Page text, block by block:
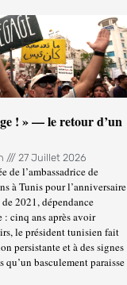
! » — le retour d’un
27 Juillet 2026
de l’ambassadrice de
à Tunis pour l’anniversaire
2021, dépendance
: cinq ans après avoir
le président tunisien fait
persistante et à des signes
qu’un basculement paraisse